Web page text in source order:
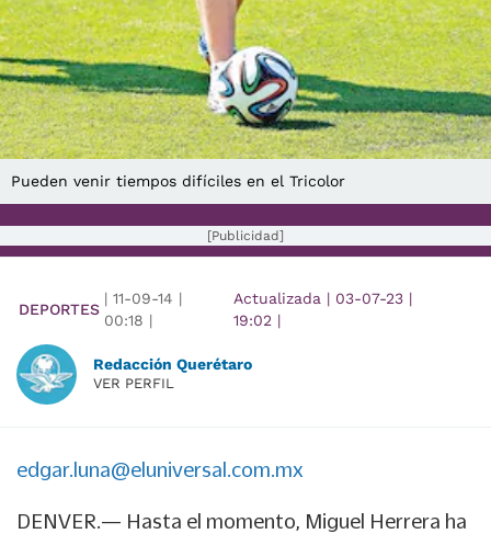
Pueden venir tiempos difíciles en el Tricolor
[Publicidad]
DEPORTES
| 11-09-14 |
00:18 |
Actualizada | 03-07-23 |
19:02|
Redacción Querétaro
VER PERFIL
edgar.luna@eluniversal.com.mx
DENVER.— Hasta el momento, Miguel Herrera ha